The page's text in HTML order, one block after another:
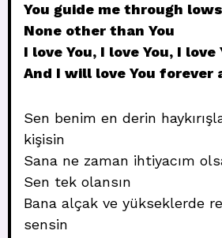
You guide me through
None other than You
I love You, I love You, I love
And I will love You forever
Sen benim en derin
kişisin
Sana ne zaman ihtiyacım
Sen tek olansın
Bana alçak ve yükseklerde
sensin